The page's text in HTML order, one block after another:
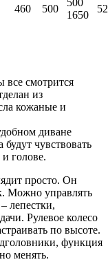
460 500
500
1650
смотрится
из
кожаные и
диване
чувствовать
голове.
просто. Он
Можно управлять
лепестки,
Рулевое колесо
по высоте.
функция
менять.